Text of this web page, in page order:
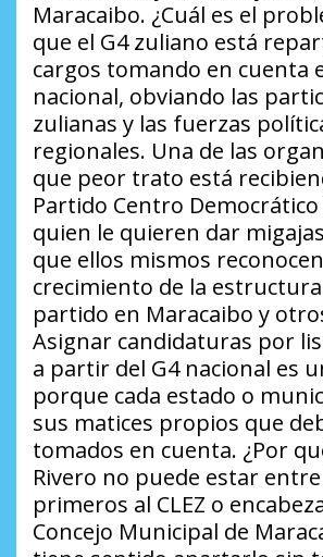
Maracaibo. ¿Cuál es el
que el G4 zuliano está
cargos tomando en cuenta
nacional, obviando las
zulianas y las fuerzas
regionales. Una de las
que peor trato está
Partido Centro Democrático
quien le quieren dar
que ellos mismos
crecimiento de la estructura
partido en Maracaibo y
Asignar candidaturas por
a partir del G4 nacional es
porque cada estado o
sus matices propios que
tomados en cuenta. ¿Por
Rivero no puede estar
primeros al CLEZ o
Concejo Municipal de